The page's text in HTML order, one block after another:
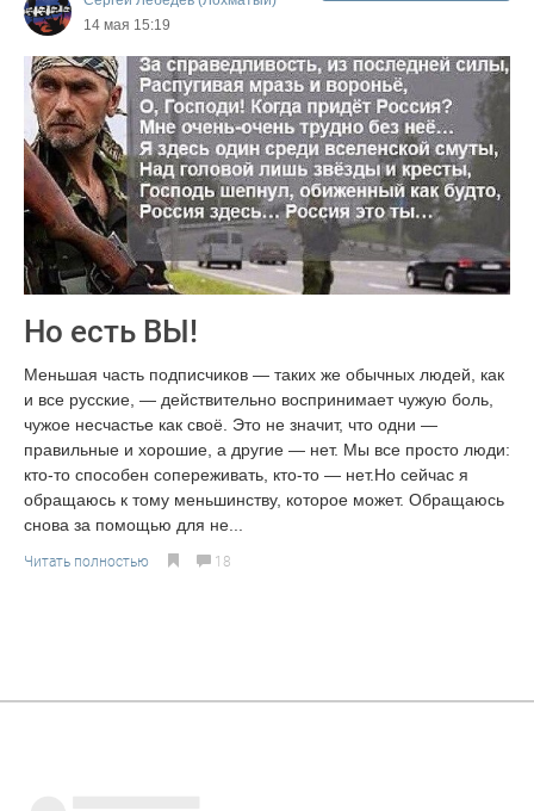
14 мая 15:19
Но есть ВЫ!
Меньшая часть подписчиков — таких же обычных людей, как
и все русские, — действительно воспринимает чужую боль,
чужое несчастье как своё. Это не значит, что одни —
правильные и хорошие, а другие — нет. Мы все просто люди:
кто-то способен сопереживать, кто-то — нет.Но сейчас я
обращаюсь к тому меньшинству, которое может. Обращаюсь
снова за помощью для не...
Читать полностью 18